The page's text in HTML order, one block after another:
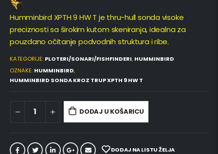
Humminbird XPTH 9 HW T je thru-hull sonda visoke
preciznosti sa širokim kutom skeniranja, idealna za
pouzdano očitanje podvodnih struktura i ribe.
KATEGORIJE: PLOTERI/SONARI/FISHFINDERI, HUMMINBIRD
OZNAKE: HUMMINBIRD,
HUMMINBIRD SONDA KROZ TRUP XPTH 9 HW T
DODAJ U KOŠARICU
DODAJ NA LISTU ŽELJA